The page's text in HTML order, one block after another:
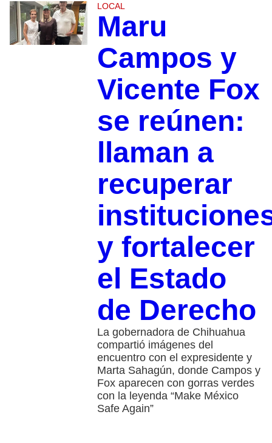
LOCAL
Maru
Campos y
Vicente Fox
se reúnen:
llaman a
recuperar
y fortalecer
el Estado
de Derecho
La gobernadora de Chihuahua
compartió imágenes del
encuentro con el expresidente y
Marta Sahagún, donde Campos y
Fox aparecen con gorras verdes
con la leyenda “Make México
Safe Again”